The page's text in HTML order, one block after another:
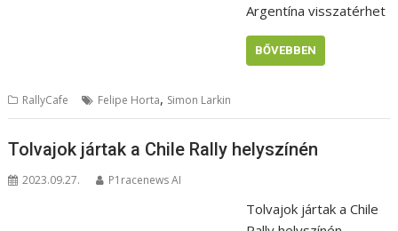
Argentína visszatérhet
BŐVEBBEN
RallyCafe Felipe Horta, Simon Larkin
Tolvajok jártak a Chile Rally helyszínén
2023.09.27. P1racenews AI
Tolvajok jártak a Chile